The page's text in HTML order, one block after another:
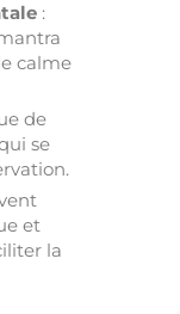
:
calme
de
se
et
la